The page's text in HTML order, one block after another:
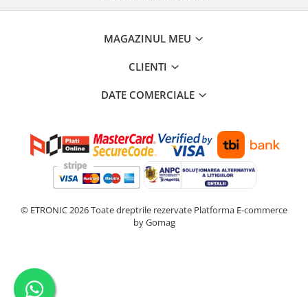
MAGAZINUL MEU
CLIENTI
DATE COMERCIALE
© ETRONIC 2026 Toate dreptrile rezervate Platforma E-commerce
by Gomag